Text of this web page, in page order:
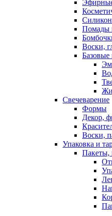
Помады
Воски,
Базовые
Свечеварение
Формы
Декор,
Воски,
Упаковка и
Пакеты,